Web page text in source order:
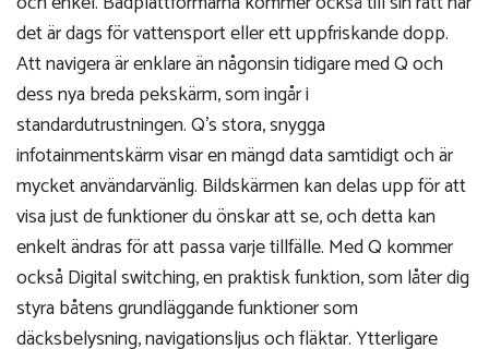
det är dags för vattensport eller ett uppfriskande dopp.
Att navigera är enklare än någonsin tidigare med Q och
dess nya breda pekskärm, som ingår i
standardutrustningen. Q’s stora, snygga
infotainmentskärm visar en mängd data samtidigt och är
mycket användarvänlig. Bildskärmen kan delas upp för att
visa just de funktioner du önskar att se, och detta kan
enkelt ändras för att passa varje tillfälle. Med Q kommer
också Digital switching, en praktisk funktion, som låter dig
styra båtens grundläggande funktioner som
däcksbelysning, navigationsljus och fläktar. Ytterligare